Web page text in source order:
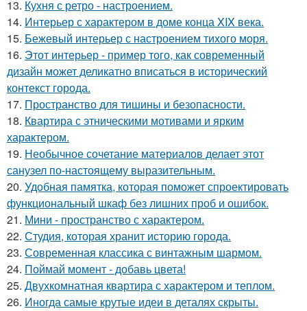
13. Кухня с ретро - настроением.
14. Интерьер с характером в доме конца XIX века.
15. Бежевый интерьер с настроением тихого моря.
16. Этот интерьер - пример того, как современный
дизайн может деликатно вписаться в исторический
контекст города.
17. Пространство для тишины и безопасности.
18. Квартира с этническими мотивами и ярким
характером.
19. Необычное сочетание материалов делает этот
санузел по-настоящему выразительным.
20. Удобная памятка, которая поможет спроектировать
функциональный шкаф без лишних проб и ошибок.
21. Мини - пространство с характером.
22. Студия, которая хранит историю города.
23. Современная классика с винтажным шармом.
24. Поймай момент - добавь цвета!
25. Двухкомнатная квартира с характером и теплом.
26. Иногда самые крутые идеи в деталях скрыты.